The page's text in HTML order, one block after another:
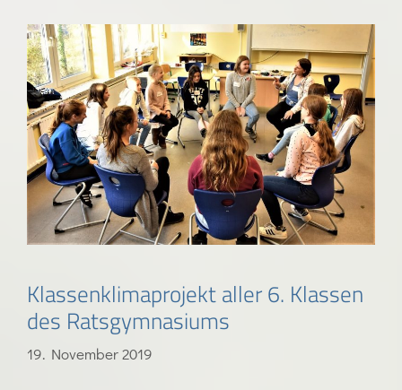
Klassenklimaprojekt aller 6. Klassen
des Ratsgymnasiums
19. November 2019